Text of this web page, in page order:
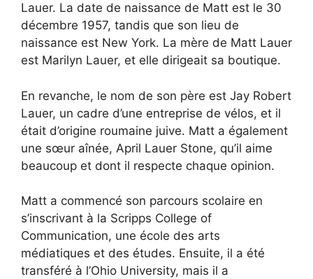
Lauer. La date de naissance de Matt est le 30
décembre 1957, tandis que son lieu de
naissance est New York. La mère de Matt Lauer
est Marilyn Lauer, et elle dirigeait sa boutique.
En revanche, le nom de son père est Jay Robert
Lauer, un cadre d’une entreprise de vélos, et il
était d’origine roumaine juive. Matt a également
une sœur aînée, April Lauer Stone, qu’il aime
beaucoup et dont il respecte chaque opinion.
Matt a commencé son parcours scolaire en
s’inscrivant à la Scripps College of
Communication, une école des arts
médiatiques et des études. Ensuite, il a été
transféré à l’Ohio University, mais il a